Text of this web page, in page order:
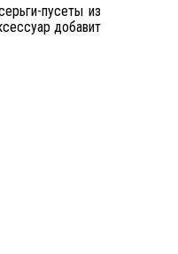
пусеты из
добавит